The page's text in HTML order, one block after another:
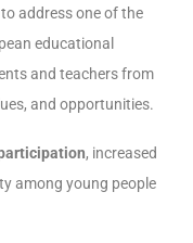
address one of the
educational
and teachers from
and opportunities.
, increased
among young people